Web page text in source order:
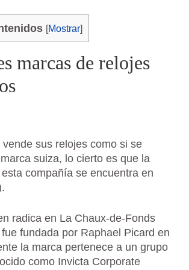
[Mostrar]
marcas de relojes
sus relojes como si se
suiza, lo cierto es que la
compañía se encuentra en
radica en La Chaux-de-Fonds
fundada por Raphael Picard en
la marca pertenece a un grupo
como Invicta Corporate